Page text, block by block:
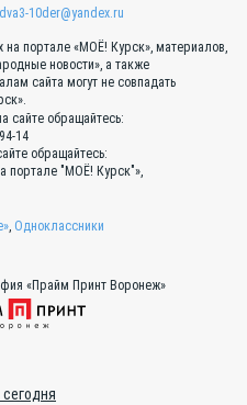
dva3-10der@yandex.ru
на портале «МОЁ! Курск», материалов,
новости», а также
сайта могут не совпадать
сайте обращайтесь:
14
обращайтесь:
портале "МОЁ! Курск"»,
, Одноклассники
«Прайм Принт Воронеж»